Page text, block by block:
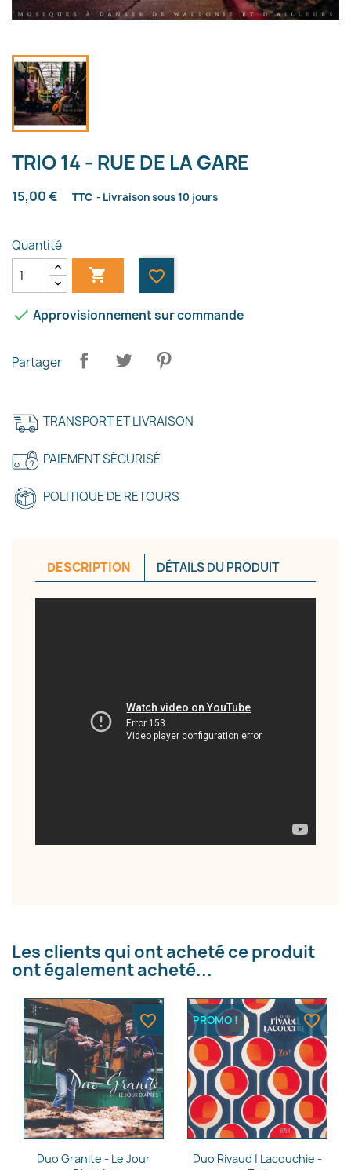
TRIO 14 - RUE DE LA GARE
15,00 € TTC Livraison sous 10 jours
Quantité
 favorite_border
 Approvisionnement sur commande
Partager
TRANSPORT ET LIVRAISON
PAIEMENT SÉCURISÉ
POLITIQUE DE RETOURS
DESCRIPTION DÉTAILS DU PRODUIT
Les clients qui ont acheté ce produit
ont également acheté...
Aperçu rapide
Duo Granite - Le Jour
favorite_border
Aperçu rapide
Duo Rivaud | Lacouchie -
PROMO ! favorite_border